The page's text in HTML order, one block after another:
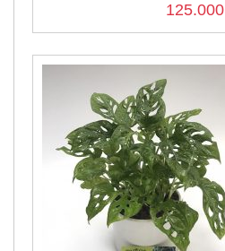
125.000